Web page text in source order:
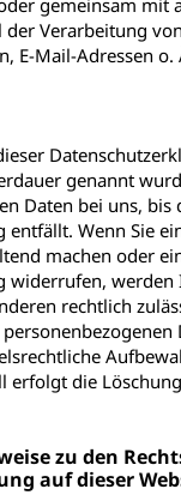
gemeinsam mit
Verarbeitung
E-Mail-Adressen o.
genannt
Daten bei uns, bis
entfällt. Wenn Sie
machen oder
widerrufen, werden
rechtlich
erfolgt die
zu den
auf dieser